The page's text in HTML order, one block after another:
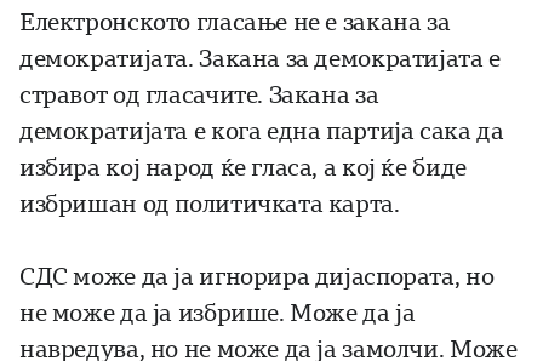
Електронското гласање не е закана за
демократијата. Закана за демократијата е
стравот од гласачите. Закана за
демократијата е кога една партија сака да
избира кој народ ќе гласа, а кој ќе биде
избришан од политичката карта.
СДС може да ја игнорира дијаспората, но
не може да ја избрише. Може да ја
навредува, но не може да ја замолчи. Може